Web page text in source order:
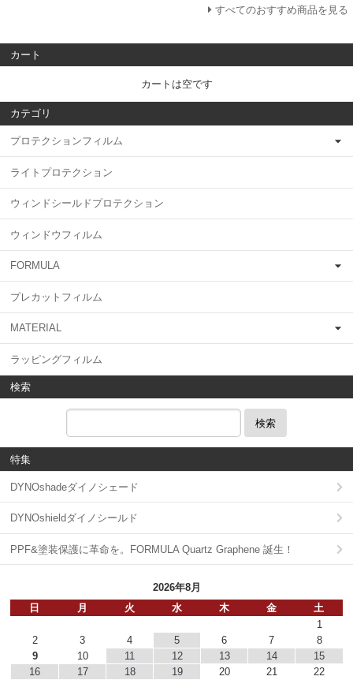
すべてのおすすめ商品を見る
カート
カートは空です
カテゴリ
プロテクションフィルム
ライトプロテクション
ウィンドシールドプロテクション
ウィンドウフィルム
FORMULA
プレカットフィルム
MATERIAL
ラッピングフィルム
検索
検索
特集
DYNOshadeダイノシェード
DYNOshieldダイノシールド
PPF&塗装保護に革命を。FORMULA Quartz Graphene 誕生！
2026年8月
日
月 火 水 木 金
土
1
2
3 4 5 6 7
8
9
10 11 12 13 14
15
16
17 18 19 20 21 22